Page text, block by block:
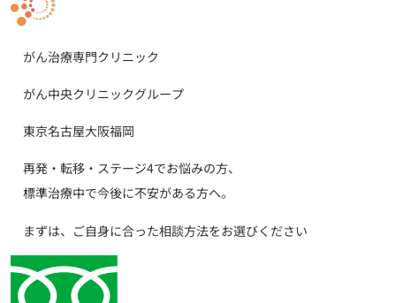
がん治療専門クリニック
がん中央クリニックグループ
東京名古屋大阪福岡
再発・転移・ステージ4でお悩みの方、
標準治療中で今後に不安がある方へ。
まずは、ご自身に合った相談方法をお選びください